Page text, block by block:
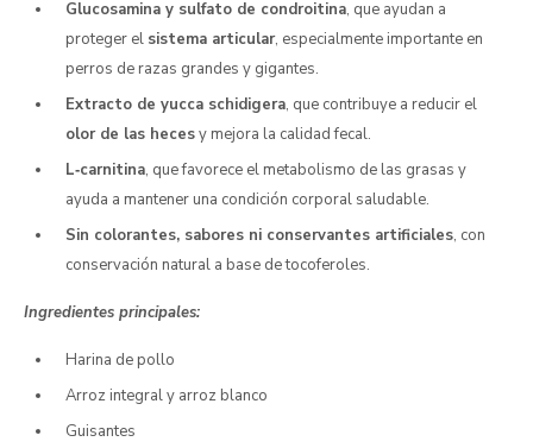
Glucosamina y sulfato de condroitina, que ayudan a
proteger el sistema articular, especialmente importante en
perros de razas grandes y gigantes.
Extracto de yucca schidigera, que contribuye a reducir el
olor de las hecesy mejora la calidad fecal.
L‑carnitina, que favorece el metabolismo de las grasas y
ayuda a mantener una condición corporal saludable.
Sin colorantes, sabores ni conservantes artificiales, con
conservación natural a base de tocoferoles.
Ingredientes principales:
Harina de pollo
Arroz integral y arroz blanco
Guisantes